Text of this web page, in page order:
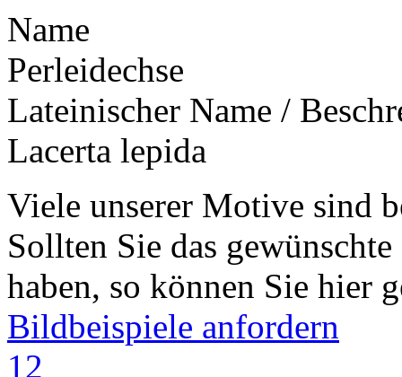
Name
Perleidechse
Lateinischer Name /
Lacerta lepida
Viele unserer Motive sind
Sollten Sie das
haben, so können Sie hier
Bildbeispiele anfordern
1 2